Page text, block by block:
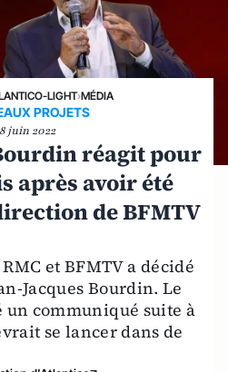
LIGHT›MÉDIA
PROJETS
juin 2022
réagit pour
après avoir été
de BFMTV
et BFMTV a décidé
Jacques Bourdin. Le
communiqué suite à
se lancer dans de